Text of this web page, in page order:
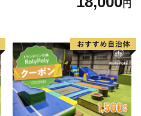
ル特製 デザート 6種類 サン
ティー チケット 券 2名様分
お祝 誕生日 記念日 名鉄小牧
ホテル 愛知県 小牧市 送料無
料
円